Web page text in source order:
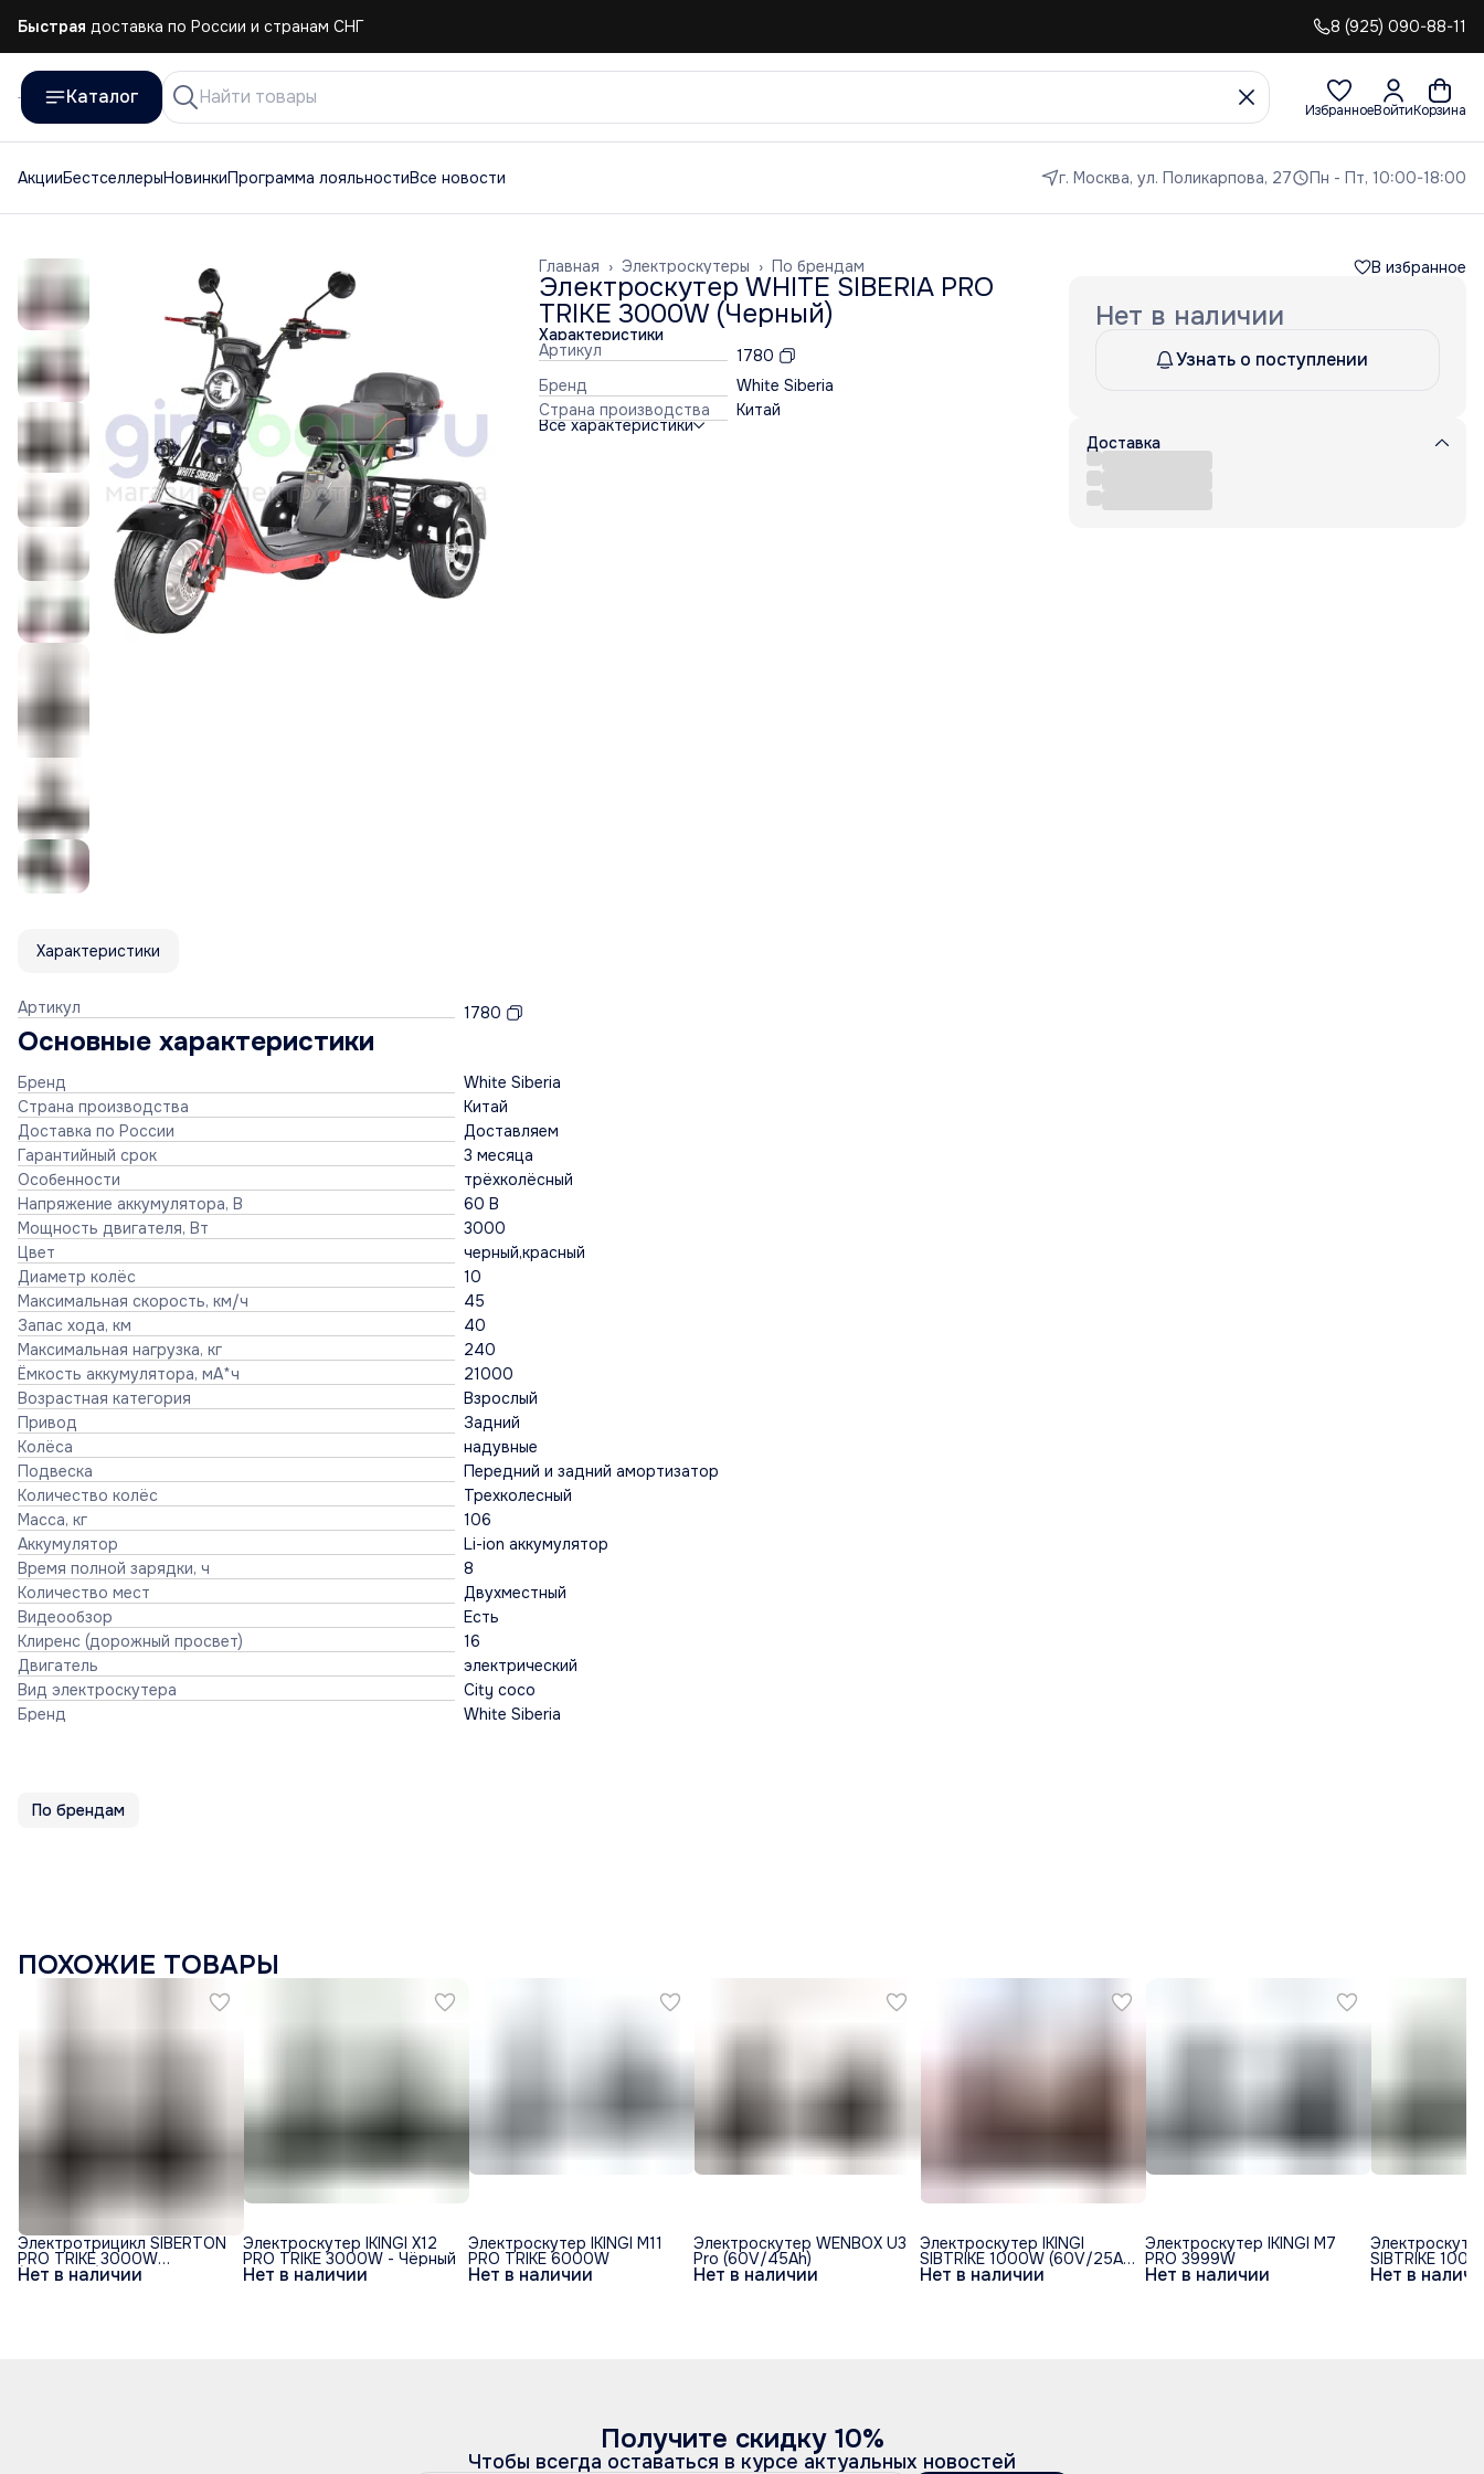
Быстрая доставка по России и странам СНГ
Быстрая доставка по России и странам СНГ
8 (925) 090-88-11
Каталог
ИзбранноеВойтиКорзина
АкцииБестселлерыНовинкиПрограмма лояльностиВсе новости г. Москва, ул. Поликарпова, 27 Пн - Пт, 10:00-18:00
По брендам
Электроскутеры ›
Главная ›
Электроскутер WHITE SIBERIA PRO
TRIKE 3000W (Черный)
Характеристики
Артикул
1780
Бренд
White Siberia
Страна производства
Китай
Все характеристики
В избранное
Нет в наличии
Узнать о поступлении
Доставка
Характеристики
Артикул 1780
Основные характеристики
Бренд
White Siberia
Страна производства
Китай
Доставка по России
Доставляем
Гарантийный срок
3 месяца
Особенности
трёхколёсный
Напряжение аккумулятора, В
60 В
Мощность двигателя, Вт
3000
Цвет
черный,красный
Диаметр колёс
10
Максимальная скорость, км/ч
45
Запас хода, км
40
Максимальная нагрузка, кг
240
Ёмкость аккумулятора, мА*ч
21000
Возрастная категория
Взрослый
Привод
Задний
Колёса
надувные
Подвеска
Передний и задний амортизатор
Количество колёс
Трехколесный
Масса, кг
106
Аккумулятор
Li-ion аккумулятор
Время полной зарядки, ч
8
Количество мест
Двухместный
Видеообзор
Есть
Клиренс (дорожный просвет)
16
Двигатель
электрический
Вид электроскутера
City coco
Бренд
White Siberia
По брендам
ПОХОЖИЕ ТОВАРЫ
Нет в наличии
Электротрицикл SIBERTON
PRO TRIKE 3000W
(60V/21Ah) Нет в наличии
Электроскутер IKINGI X12
PRO TRIKE 3000W - Чёрный
Нет в наличии
Электроскутер IKINGI M11
PRO TRIKE 6000W
Нет в наличии
Электроскутер WENBOX U3
Pro (60V/45Ah)
Нет в наличии
Электроскутер IKINGI
SIBTRIKE 1000W (60V/25Ah)
- Красный Нет в наличии
Электроскутер IKINGI M7
PRO 3999W
Нет в
SIBTRIKE
Получите скидку 10%
Чтобы всегда оставаться в курсе актуальных новостей